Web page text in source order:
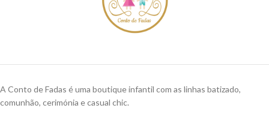
A Conto de Fadas é uma boutique infantil com as linhas batizado,
comunhão, cerimónia e casual chic.